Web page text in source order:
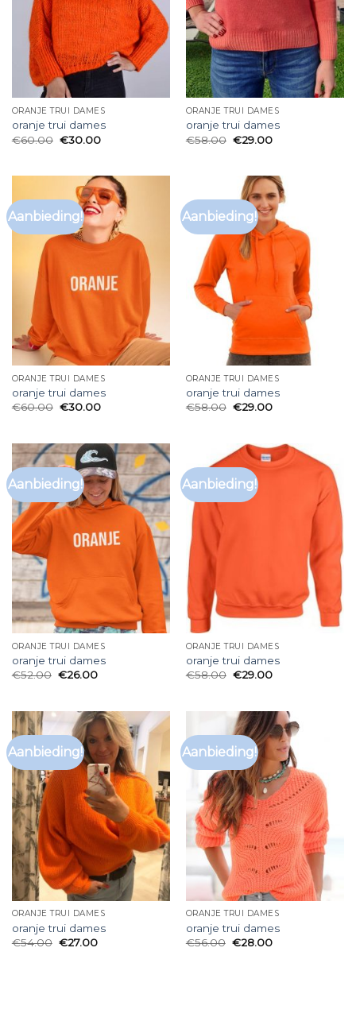
ORANJE TRUI DAMES
oranje trui dames
€60.00 €30.00
ORANJE TRUI DAMES
oranje trui dames
€58.00 €29.00
Aanbieding!
ORANJE TRUI DAMES
oranje trui dames
€60.00 €30.00
Aanbieding!
ORANJE TRUI DAMES
oranje trui dames
€58.00 €29.00
Aanbieding!
ORANJE TRUI DAMES
oranje trui dames
€52.00 €26.00
Aanbieding!
ORANJE TRUI DAMES
oranje trui dames
€58.00 €29.00
Aanbieding!
ORANJE TRUI DAMES
oranje trui dames
€54.00 €27.00
Aanbieding!
ORANJE TRUI DAMES
oranje trui dames
€56.00 €28.00